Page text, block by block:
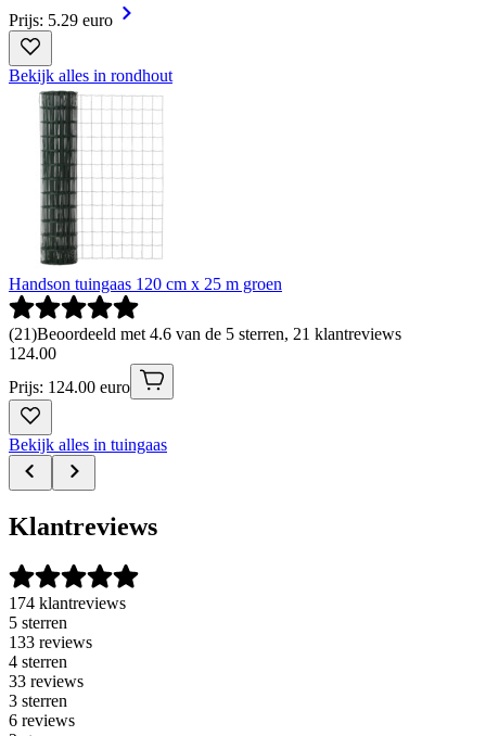
Prijs: 5.29 euro
Bekijk alles in rondhout
Handson tuingaas 120 cm x 25 m groen
(21)Beoordeeld met 4.6 van de 5 sterren, 21 klantreviews
124.00
Prijs: 124.00 euro
Bekijk alles in tuingaas
Klantreviews
174 klantreviews
5 sterren
133 reviews
4 sterren
33 reviews
3 sterren
6 reviews